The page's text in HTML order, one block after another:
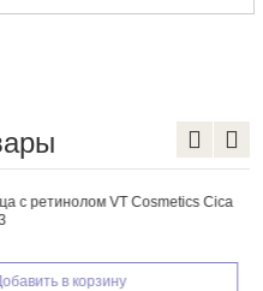
с ретинолом VT Cosmetics Cica
в корзину